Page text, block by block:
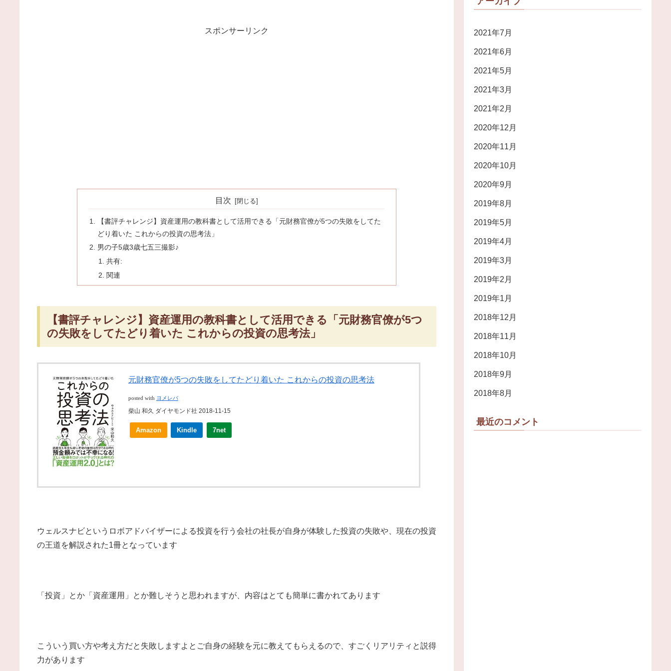
スポンサーリンク
目次
【書評チャレンジ】資産運用の教科書として活用できる「元財務官僚が5つの失敗をしてた
どり着いた これからの投資の思考法」
男の子5歳3歳七五三撮影♪
共有:
関連
【書評チャレンジ】資産運用の教科書として活用できる「元財務官僚が5つ
の失敗をしてたどり着いた これからの投資の思考法」
元財務官僚が5つの失敗をしてたどり着いた これからの投資の思考法
posted with ヨメレバ
柴山 和久 ダイヤモンド社 2018-11-15
Amazon Kindle 7net
ウェルスナビというロボアドバイザーによる投資を行う会社の社長が自身が体験した投資の失敗や、現在の投資
の王道を解説された1冊となっています
「投資」とか「資産運用」とか難しそうと思われますが、内容はとても簡単に書かれてあります
こういう買い方や考え方だと失敗しますよとご自身の経験を元に教えてもらえるので、すごくリアリティと説得
力があります
2021年7月
2021年6月
2021年5月
2021年3月
2021年2月
2020年12月
2020年11月
2020年10月
2020年9月
2019年8月
2019年5月
2019年4月
2019年3月
2019年2月
2019年1月
2018年12月
2018年11月
2018年10月
2018年9月
2018年8月
最近のコメント